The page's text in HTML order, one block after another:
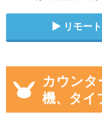
リモー
カウンタ
機、タイ